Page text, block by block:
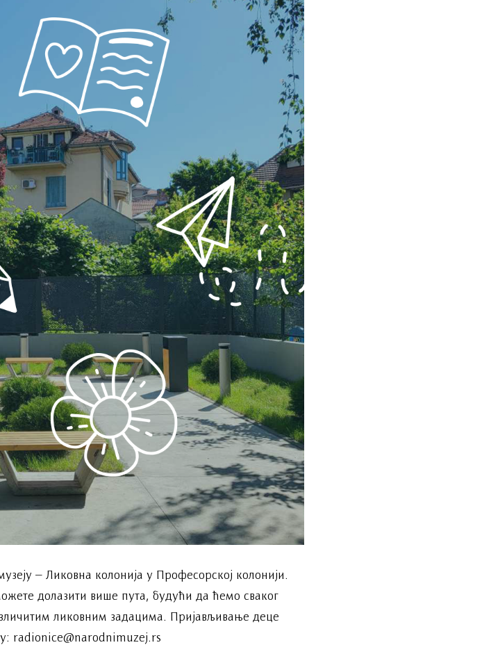
– Ликовна колонија у Професорској колонији.
долазити више пута, будући да ћемо сваког
ликовним задацима. Пријављивање деце
radionice@narodnimuzej.rs